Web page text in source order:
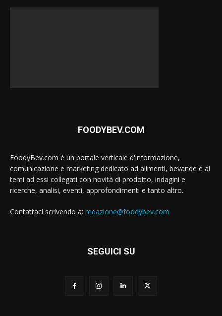
FOODYBEV.COM
FoodyBev.com è un portale verticale d'informazione,
comunicazione e marketing dedicato ad alimenti, bevande e ai
temi ad essi collegati con novità di prodotto, indagini e
ricerche, analisi, eventi, approfondimenti e tanto altro.
Contattaci scrivendo a: redazione@foodybev.com
SEGUICI SU